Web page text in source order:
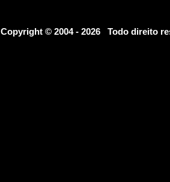
Copyright © 2004 - 2026 Todo direito